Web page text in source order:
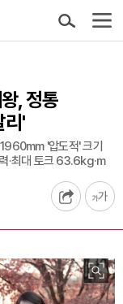
, 정통
리'
'압도적' 크기
·최대 토크 63.6kg·m